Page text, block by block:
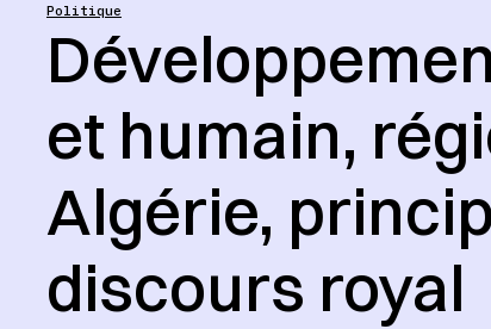
Politique
et humain,
Algérie,
discours royal